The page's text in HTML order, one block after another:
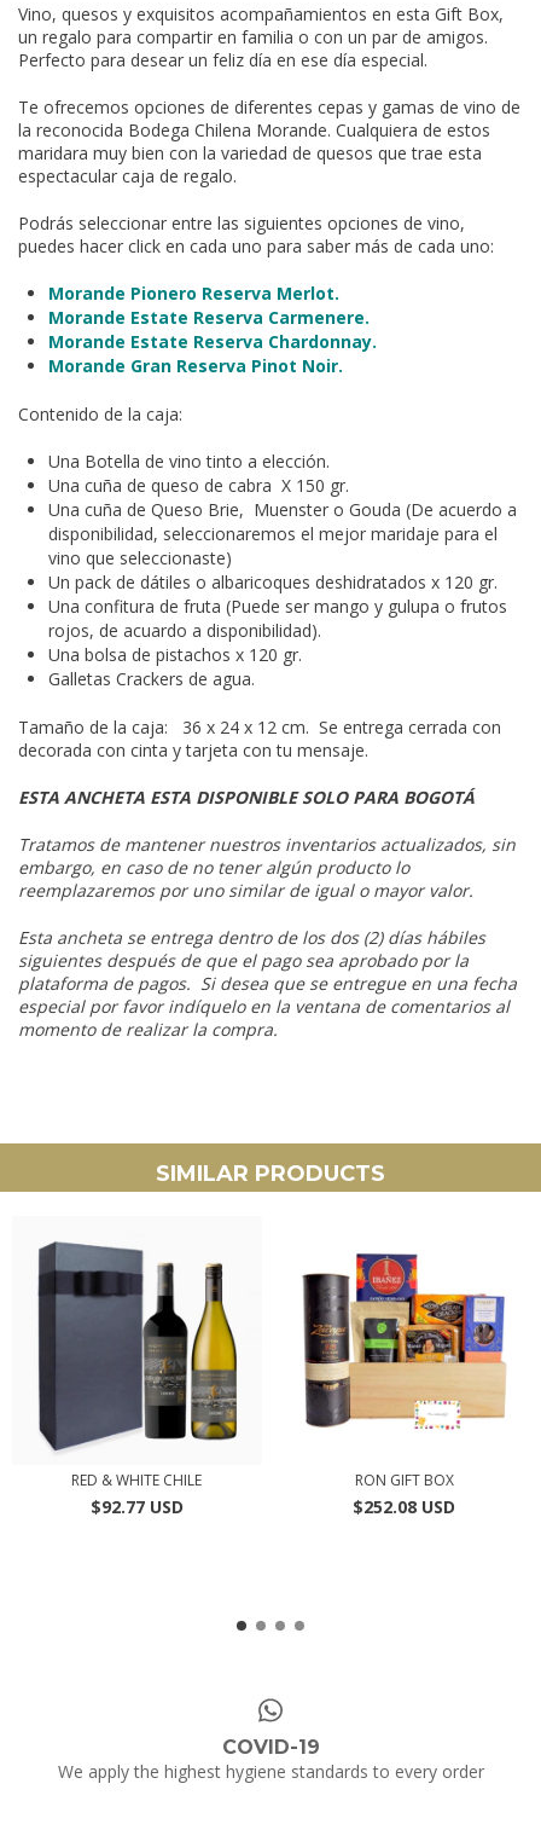
Vino, quesos y exquisitos acompañamientos en esta Gift Box,
un regalo para compartir en familia o con un par de amigos.
Perfecto para desear un feliz día en ese día especial.
Te ofrecemos opciones de diferentes cepas y gamas de vino de
la reconocida Bodega Chilena Morande. Cualquiera de estos
maridara muy bien con la variedad de quesos que trae esta
espectacular caja de regalo.
Podrás seleccionar entre las siguientes opciones de vino,
puedes hacer click en cada uno para saber más de cada uno:
Morande Pionero Reserva Merlot.
Morande Estate Reserva Carmenere.
Morande Estate Reserva Chardonnay.
Morande Gran Reserva Pinot Noir.
Contenido de la caja:
Una Botella de vino tinto a elección.
Una cuña de queso de cabra X 150 gr.
Una cuña de Queso Brie, Muenster o Gouda (De acuerdo a
disponibilidad, seleccionaremos el mejor maridaje para el
vino que seleccionaste)
Un pack de dátiles o albaricoques deshidratados x 120 gr.
Una confitura de fruta (Puede ser mango y gulupa o frutos
rojos, de acuardo a disponibilidad).
Una bolsa de pistachos x 120 gr.
Galletas Crackers de agua.
Tamaño de la caja: 36 x 24 x 12 cm. Se entrega cerrada con
decorada con cinta y tarjeta con tu mensaje.
ESTA ANCHETA ESTA DISPONIBLE SOLO PARA BOGOTÁ
Tratamos de mantener nuestros inventarios actualizados, sin
embargo, en caso de no tener algún producto lo
reemplazaremos por uno similar de igual o mayor valor.
Esta ancheta se entrega dentro de los dos (2) días hábiles
siguientes después de que el pago sea aprobado por la
plataforma de pagos. Si desea que se entregue en una fecha
especial por favor indíquelo en la ventana de comentarios al
momento de realizar la compra.
SIMILAR PRODUCTS
RED & WHITE CHILE
$92.77 USD
RON GIFT BOX
$252.08 USD
COVID-19
We apply the highest hygiene standards to every order